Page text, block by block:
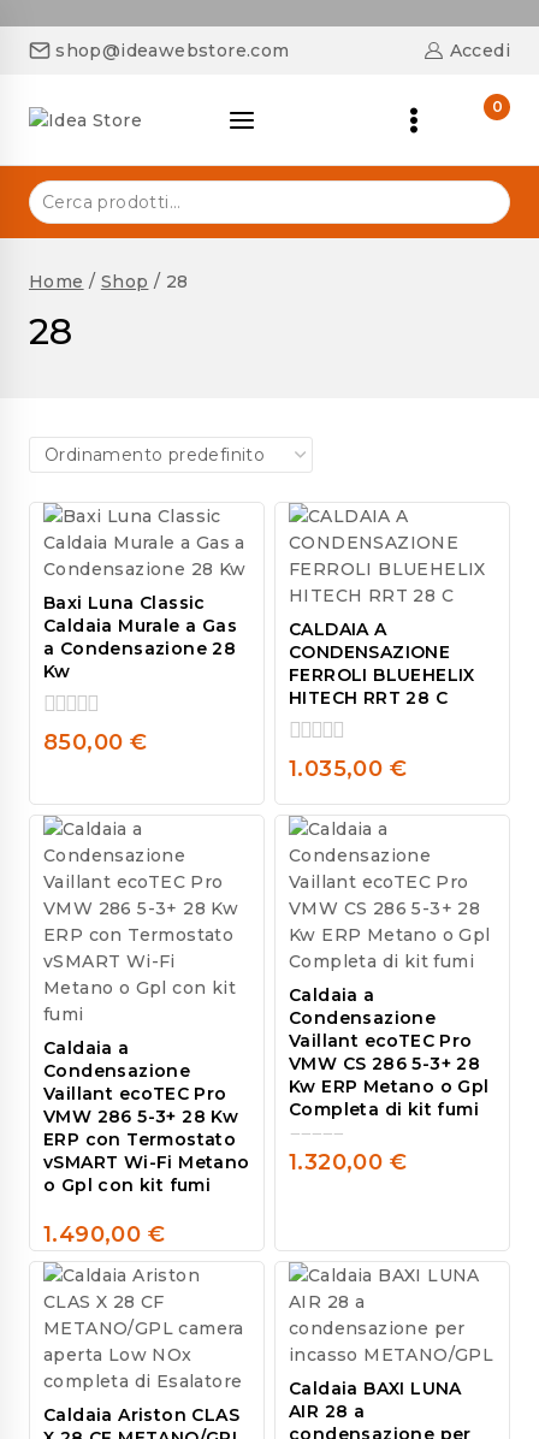
shop@ideawebstore.com Accedi
0
Home / Shop / 28
28
Baxi Luna Classic
Caldaia Murale a Gas
a Condensazione 28
Kw
0
5
850,00 €
CALDAIA A
CONDENSAZIONE
FERROLI BLUEHELIX
HITECH RRT 28 C
0
of
5
1.035,00 €
Caldaia a
Condensazione
Vaillant ecoTEC Pro
VMW 286 5-3+ 28 Kw
ERP con Termostato
vSMART Wi-Fi Metano
o Gpl con kit fumi
0
out
of
5
1.490,00 €
Caldaia a
Condensazione
Vaillant ecoTEC Pro
VMW CS 286 5-3+ 28
Kw ERP Metano o Gpl
Completa di kit fumi
0
1.320,00 €
Caldaia Ariston CLAS
Caldaia BAXI LUNA
AIR 28 a
condensazione per